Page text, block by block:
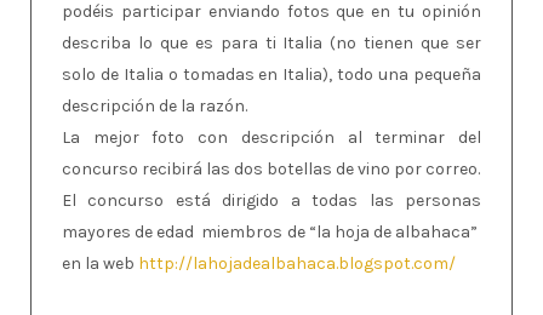
podéis participar enviando fotos que en tu opinión
describa lo que es para ti Italia (no tienen que ser
solo de Italia o tomadas en Italia), todo una pequeña
descripción de la razón.
La mejor foto con descripción al terminar del
concurso recibirá las dos botellas de vino por correo.
El concurso está dirigido a todas las personas
mayores de edad miembros de “la hoja de albahaca”
en la web http://lahojadealbahaca.blogspot.com/